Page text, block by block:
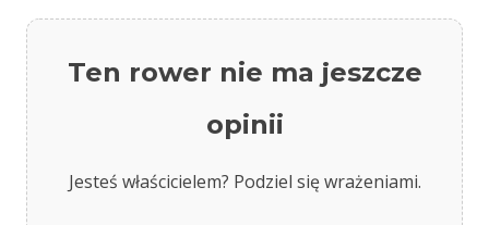
Ten rower nie ma jeszcze
opinii
Jesteś właścicielem? Podziel się wrażeniami.